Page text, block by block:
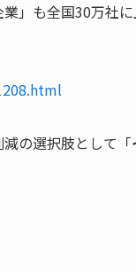
」も全国30万社
の選択肢として「